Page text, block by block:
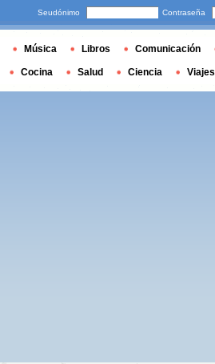
Seudónimo Contraseña
Música Libros Comunicación
Cocina Salud Ciencia Viajes